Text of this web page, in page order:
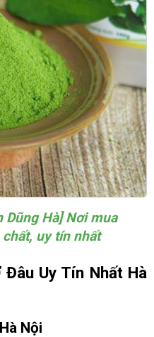
Dũng Hà] Nơi mua
uy tín nhất
Uy Tín Nhất Hà
Nội